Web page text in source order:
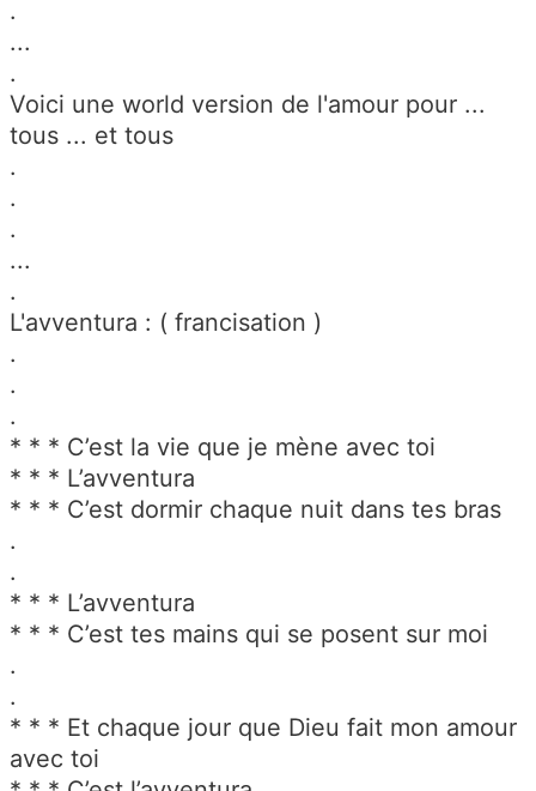
.
...
.
Voici une world version de l'amour pour ...
tous ... et tous
.
.
.
...
.
L'avventura : ( francisation )
.
.
.
* * * C’est la vie que je mène avec toi
* * * L’avventura
* * * C’est dormir chaque nuit dans tes bras
.
.
* * * L’avventura
* * * C’est tes mains qui se posent sur moi
.
.
* * * Et chaque jour que Dieu fait mon amour
avec toi